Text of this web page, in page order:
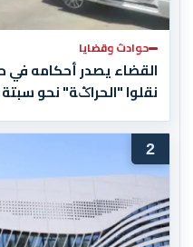
حوادث وقضايا
القضاء يصدر أحكامه
نقلوا "الحراݣة" نحو
2